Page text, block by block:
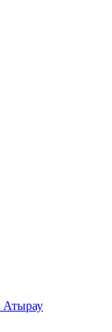
Атырау